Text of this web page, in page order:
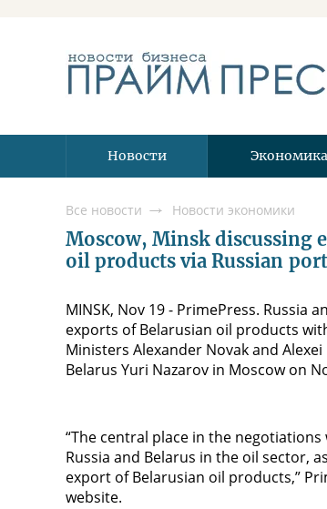
Новости Экономика
Все новости Новости экономики
Moscow, Minsk discussing
oil products via Russian
MINSK, Nov 19 - PrimePress.
exports of Belarusian oil products
Ministers Alexander Novak and
Belarus Yuri Nazarov in Moscow on
“The central place in the
Russia and Belarus in the oil sector,
export of Belarusian oil products,”
website.